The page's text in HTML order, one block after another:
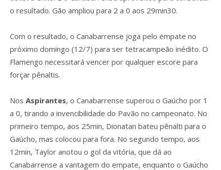
o resultado. Gão ampliou para 2 a 0 aos 29min30.
Com o resultado, o Canabarrense joga pelo empate no
próximo domingo (12/7) para ser tetracampeão inédito. O
Flamengo necessitará vencer por qualquer escore para
forçar pênaltis.
Nos Aspirantes, o Canabarrense superou o Gaúcho por 1
a 0, tirando a invencibilidade do Pavão no campeonato. No
primeiro tempo, aos 25min, Dionatan bateu pênalti para o
Gaúcho, mas colocou para fora. No segundo tempo, aos
12min, Taylor anotou o gol da vitória, que dá ao
Canabarrense a vantagem do empate, enquanto o Gaúcho